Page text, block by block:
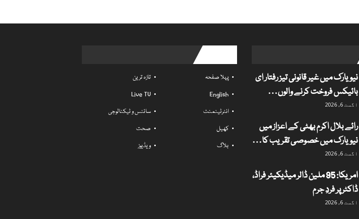
نیویارک میں غیر قانونی تیز رفتار ای
بائیکس فروخت کرنے والوں…
اگست 6, 2026
رائے بلال اکرم بھٹی کے اعزاز میں
نیویارک میں خصوصی تقریب کا…
اگست 6, 2026
امریکا: 95 ملین ڈالر میڈیکیئر فراڈ،
ڈاکٹر پر فردِ جرم
اگست 6, 2026
پہلا صفحہ
تازہ ترین
English
Live TV
انٹرٹینمنٹ
سائنس و ٹیکنالوجی
کھیل
صحت
بلاگ
ویڈیوز